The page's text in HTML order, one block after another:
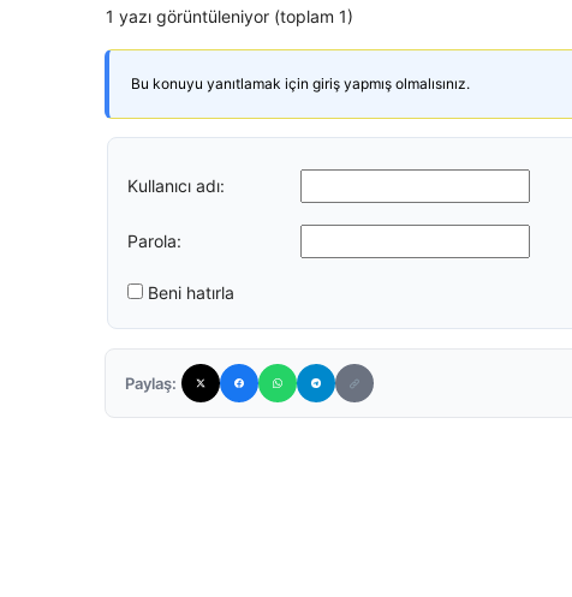
1 yazı görüntüleniyor (toplam 1)
Bu konuyu yanıtlamak için giriş yapmış olmalısınız.
Kullanıcı adı:
Parola:
Beni hatırla
Paylaş: